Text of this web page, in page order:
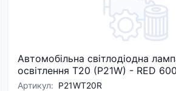
Автомобільна світлодіодна
освітлення T20 (P21W) - RED
Артикул: P21WT20R